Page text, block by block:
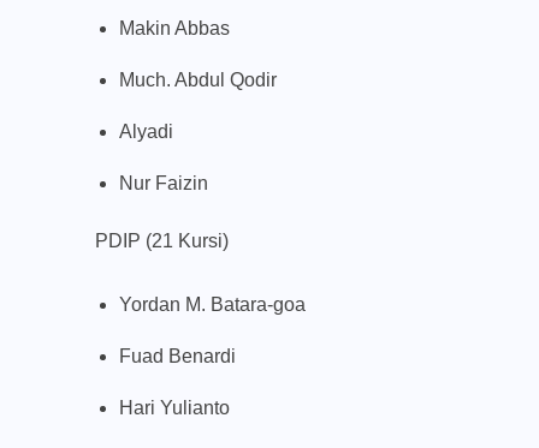
Makin Abbas
Much. Abdul Qodir
Alyadi
Nur Faizin
PDIP (21 Kursi)
Yordan M. Batara-goa
Fuad Benardi
Hari Yulianto